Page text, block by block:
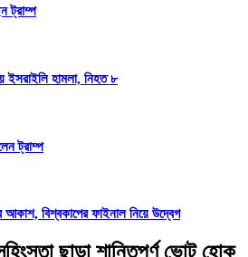
ট্রাম্প
ইসরাইলি হামলা, নিহত ৮
ট্রাম্প
আকাশ, বিশ্বকাপের ফাইনাল নিয়ে উদ্বেগ
ছাড়া শান্তিপূর্ণ ভোট হোক